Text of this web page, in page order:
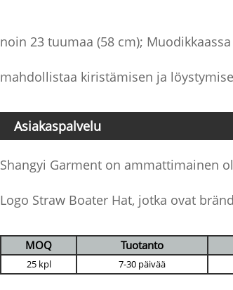
noin 23 tuumaa (58 cm);
mahdollistaa kiristämisen ja
Asiakaspalvelu
Shangyi Garment on ammattimainen
Logo Straw Boater Hat, jotka ovat
MOQ Tuotanto
25 kpl 7-30 päivää